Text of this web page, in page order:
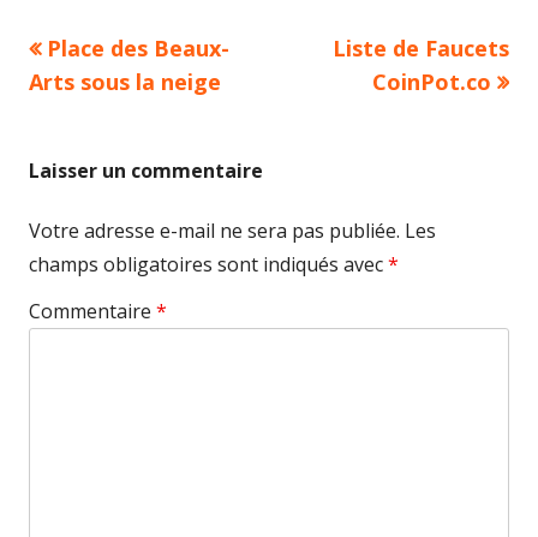
Navigation
l’article
Article
précédent :
Place des Beaux-
Arts sous la neige
Article
suivant :
Liste de Faucets
CoinPot.co
Laisser un commentaire
Votre adresse e-mail ne sera pas publiée. Les
champs obligatoires sont indiqués avec*
Commentaire *